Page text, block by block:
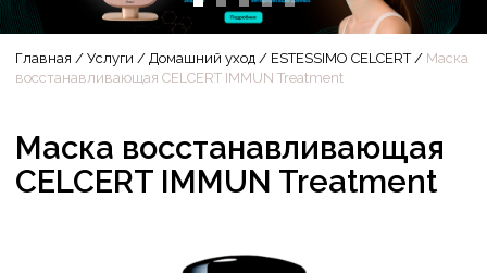
Главная / Услуги / Домашний уход / ESTESSIMO CELCERT/ Маска
восстанавливающая CELCERT IMMUN Treatment
Маска восстанавливающая
CELCERT IMMUN Treatment